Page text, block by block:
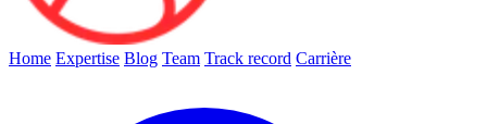
Home Expertise Blog Team Track record Carrière